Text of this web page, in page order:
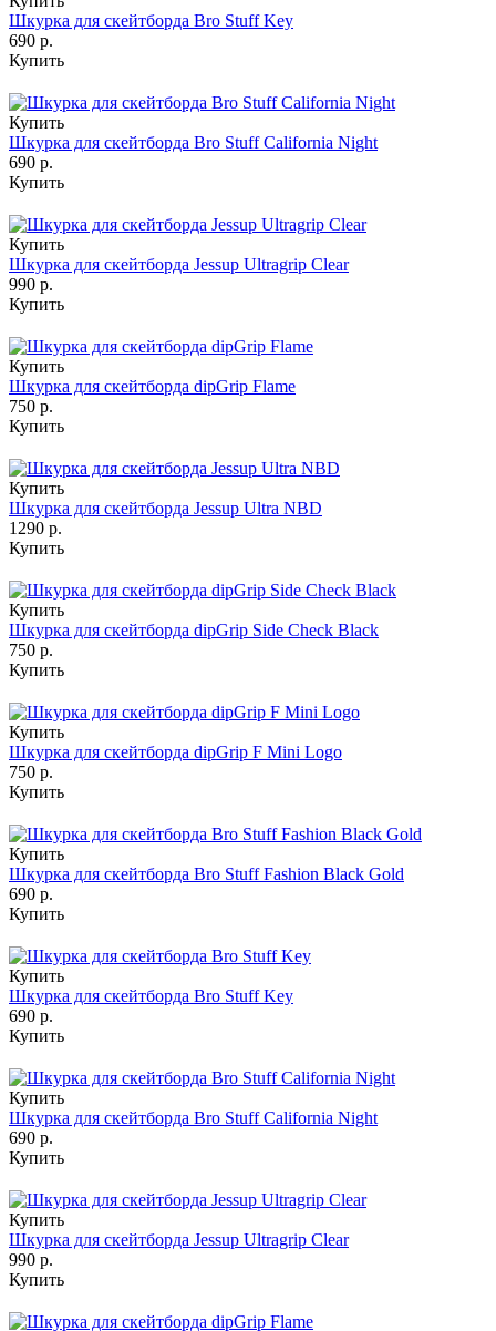
Шкурка для скейтборда Bro Stuff Key
690 р.
Купить
Купить
Шкурка для скейтборда Bro Stuff California Night
690 р.
Купить
Купить
Шкурка для скейтборда Jessup Ultragrip Clear
990 р.
Купить
Купить
Шкурка для скейтборда dipGrip Flame
750 р.
Купить
Купить
Шкурка для скейтборда Jessup Ultra NBD
1290 р.
Купить
Купить
Шкурка для скейтборда dipGrip Side Check Black
750 р.
Купить
Купить
Шкурка для скейтборда dipGrip F Mini Logo
750 р.
Купить
Купить
Шкурка для скейтборда Bro Stuff Fashion Black Gold
690 р.
Купить
Купить
Шкурка для скейтборда Bro Stuff Key
690 р.
Купить
Купить
Шкурка для скейтборда Bro Stuff California Night
690 р.
Купить
Купить
Шкурка для скейтборда Jessup Ultragrip Clear
990 р.
Купить